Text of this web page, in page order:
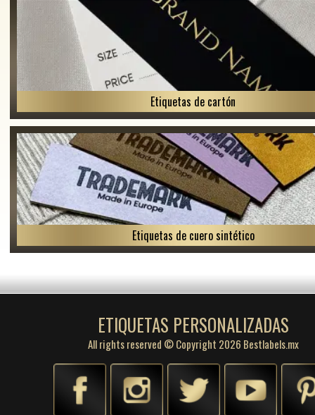
Etiquetas de cartón
Etiquetas de cuero sintético
ETIQUETAS PERSONALIZADAS
All rights reserved © Copyright 2026 Bestlabels.mx